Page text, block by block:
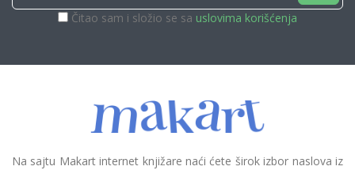
Čitao sam i složio se sa uslovima korišćenja
Na sajtu Makart internet knjižare naći ćete širok izbor naslova iz